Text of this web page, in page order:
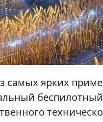
самых ярких